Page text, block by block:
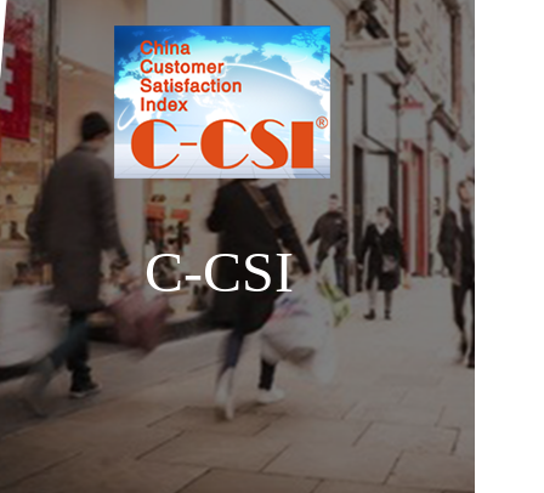
C-CSI